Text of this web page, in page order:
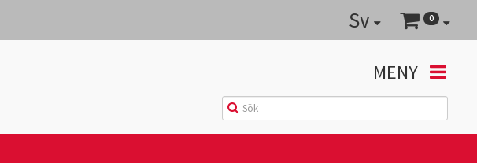
0
Sv
MENY